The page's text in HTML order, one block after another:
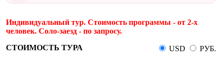
Индивидуальный тур. Стоимость программы - от 2-х
человек. Соло-заезд - по запросу.
СТОИМОСТЬ ТУРА
USD
РУБ.